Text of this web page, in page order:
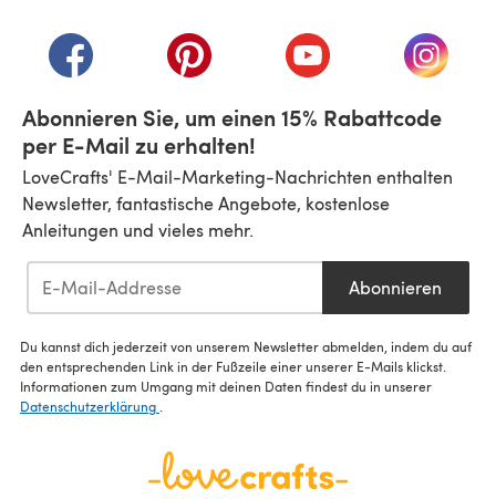
(öffnet sich in einem neuen Tab)
(öffnet sich in einem neuen Tab)
(öffnet sich in einem
(öffnet
Abonnieren Sie, um einen 15% Rabattcode
per E-Mail zu erhalten!
LoveCrafts' E-Mail-Marketing-Nachrichten enthalten
Newsletter, fantastische Angebote, kostenlose
Anleitungen und vieles mehr.
Abonnieren
Du kannst dich jederzeit von unserem Newsletter abmelden, indem du auf
den entsprechenden Link in der Fußzeile einer unserer E-Mails klickst.
Informationen zum Umgang mit deinen Daten findest du in unserer
Datenschutzerklärung